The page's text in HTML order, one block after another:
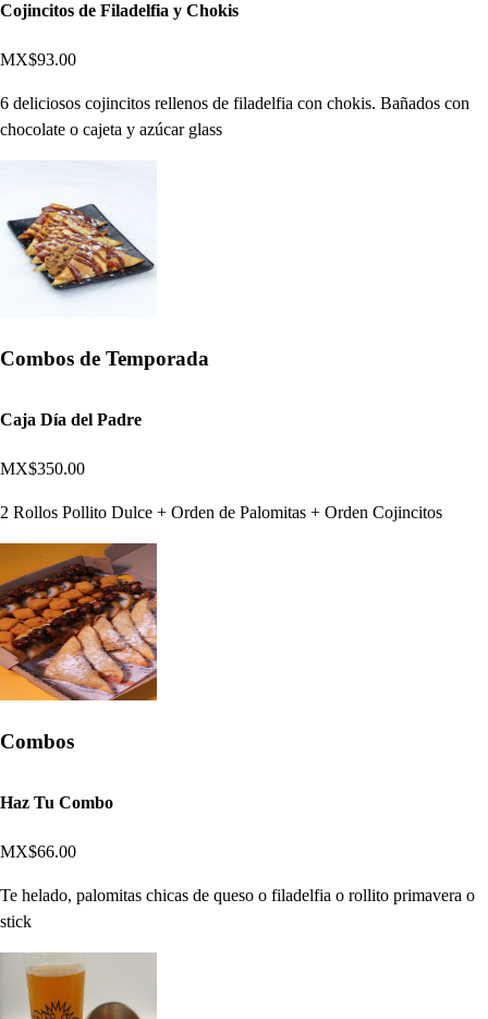
Cojincitos de Filadelfia y Chokis
MX$93.00
6 deliciosos cojincitos rellenos de filadelfia con chokis. Bañados con
chocolate o cajeta y azúcar glass
Combos de Temporada
Caja Día del Padre
MX$350.00
2 Rollos Pollito Dulce + Orden de Palomitas + Orden Cojincitos
Combos
Haz Tu Combo
MX$66.00
Te helado, palomitas chicas de queso o filadelfia o rollito primavera o
stick